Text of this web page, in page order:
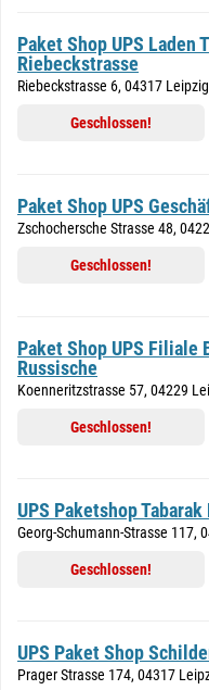
Paket Shop UPS Laden
Riebeckstrasse
Riebeckstrasse 6, 04317 Leipzig
Geschlossen!
Paket Shop UPS
Zschochersche Strasse 48,
Geschlossen!
Paket Shop UPS Filiale
Russische
Koenneritzstrasse 57, 04229
Geschlossen!
UPS Paketshop
Georg-Schumann-Strasse 117,
Geschlossen!
UPS Paket Shop
Prager Strasse 174, 04317